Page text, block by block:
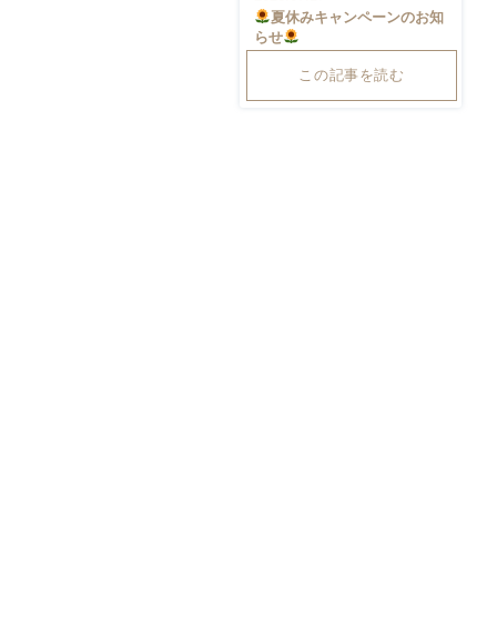
夏休みキャンペーンのお知
らせ
この記事を読む